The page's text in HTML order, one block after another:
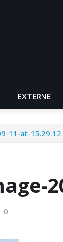
EXTERNE
11-at-15.29.12
0